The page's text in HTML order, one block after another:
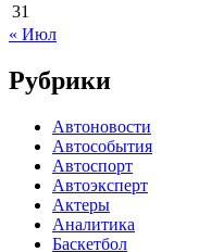
31
« Июл
Рубрики
Автоновости
Автособытия
Автоспорт
Автоэксперт
Актеры
Аналитика
Баскетбол